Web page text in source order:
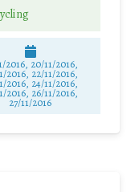
2016, 20/11/2016,
2016, 22/11/2016,
2016, 24/11/2016,
2016, 26/11/2016,
27/11/2016